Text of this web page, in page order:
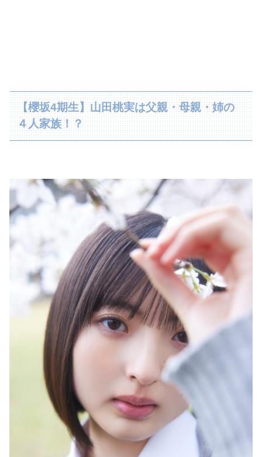
【櫻坂4期生】山田桃実は父親・母親・姉の
４人家族！？